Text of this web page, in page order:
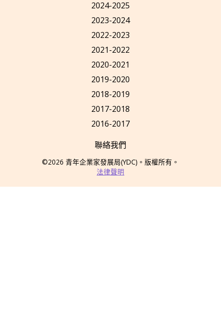
2024-2025
2023-2024
2022-2023
2021-2022
2020-2021
2019-2020
2018-2019
2017-2018
2016-2017
聯絡我們
©2026 青年企業家發展局(YDC) 。版權所有。
法律聲明